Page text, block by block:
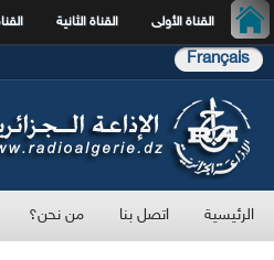
القناة الأولى القناة الثانية
Français
الرئيسية اتصل بنا من نحن؟